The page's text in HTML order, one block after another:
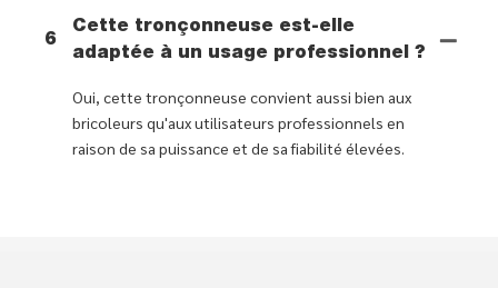
6
Cette tronçonneuse est-elle
adaptée à un usage professionnel ?
Oui, cette tronçonneuse convient aussi bien aux
bricoleurs qu'aux utilisateurs professionnels en
raison de sa puissance et de sa fiabilité élevées.